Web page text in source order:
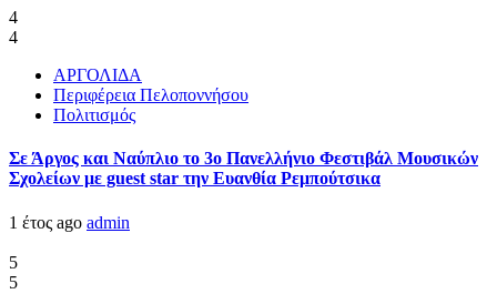
4
4
ΑΡΓΟΛΙΔΑ
Περιφέρεια Πελοποννήσου
Πολιτισμός
Σε Άργος και Ναύπλιο το 3ο Πανελλήνιο Φεστιβάλ Μουσικών
Σχολείων με guest star την Ευανθία Ρεμπούτσικα
1 έτος ago admin
5
5